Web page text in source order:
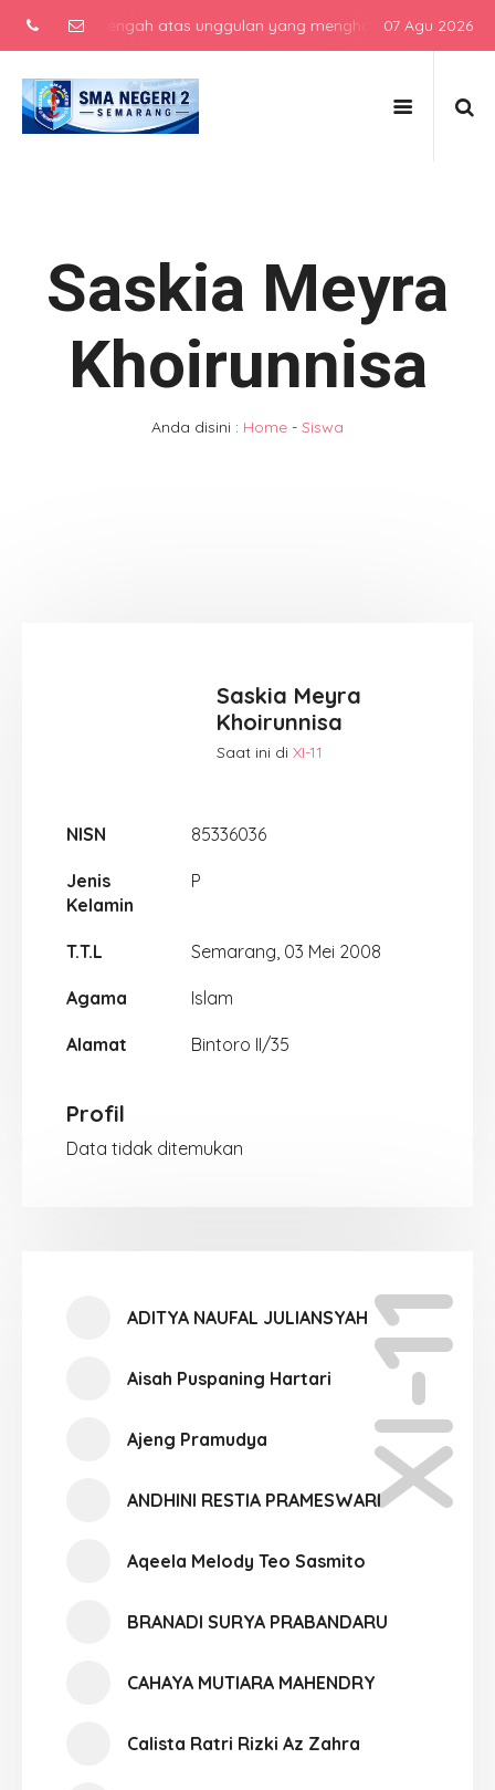
menengah atas unggulan yang menghasilkan lulusan
07 Agu 2026
Saskia Meyra
Khoirunnisa
Anda disini : Home - Siswa
Saskia Meyra
Khoirunnisa
Saat ini diXI-11
NISN 85336036
Jenis
Kelamin
P
T.T.L Semarang, 03 Mei 2008
Agama Islam
Alamat Bintoro II/35
Profil
Data tidak ditemukan
XI-11
ADITYA NAUFAL JULIANSYAH
Aisah Puspaning Hartari
Ajeng Pramudya
ANDHINI RESTIA PRAMESWARI
Aqeela Melody Teo Sasmito
BRANADI SURYA PRABANDARU
CAHAYA MUTIARA MAHENDRY
Calista Ratri Rizki Az Zahra